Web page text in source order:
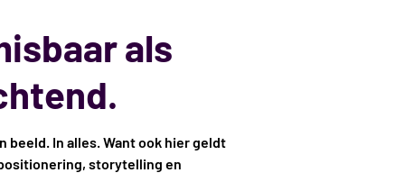
als
In alles. Want ook hier geldt
storytelling en